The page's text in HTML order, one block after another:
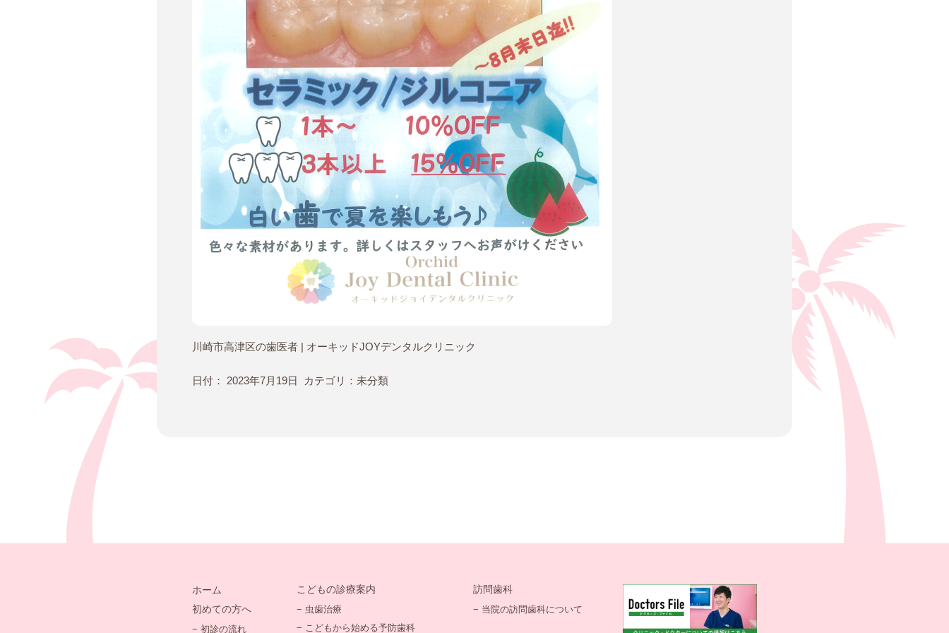
川崎市高津区の歯医者 | オーキッドJOYデンタルクリニック
日付： 2023年7月19日 カテゴリ： 未分類
ホーム
初めての方へ
− 初診の流れ
こどもの診療案内
− 虫歯治療
− こどもから始める予防歯科
訪問歯科
− 当院の訪問歯科について